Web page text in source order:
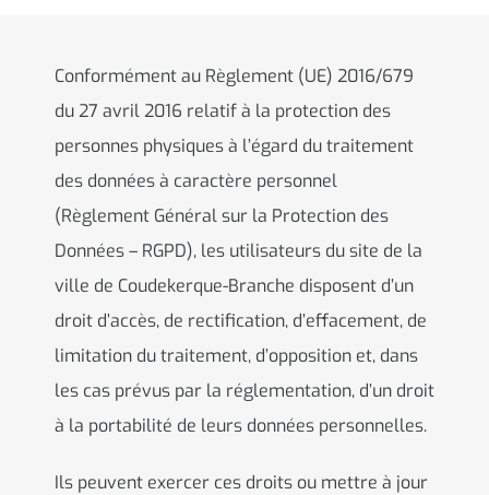
Conformément au Règlement (UE) 2016/679
du 27 avril 2016 relatif à la protection des
personnes physiques à l’égard du traitement
des données à caractère personnel
(Règlement Général sur la Protection des
Données – RGPD), les utilisateurs du site de la
ville de Coudekerque-Branche disposent d’un
droit d’accès, de rectification, d’effacement, de
limitation du traitement, d’opposition et, dans
les cas prévus par la réglementation, d’un droit
à la portabilité de leurs données personnelles.
Ils peuvent exercer ces droits ou mettre à jour